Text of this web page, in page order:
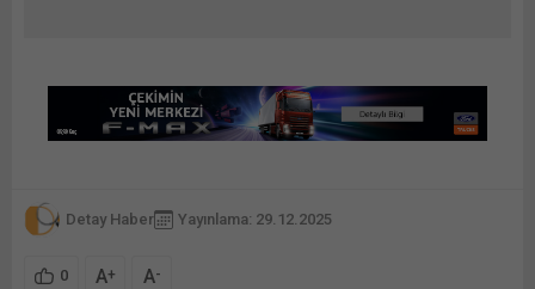
Detay Haber Yayınlama: 29.12.2025
0 A+ A-